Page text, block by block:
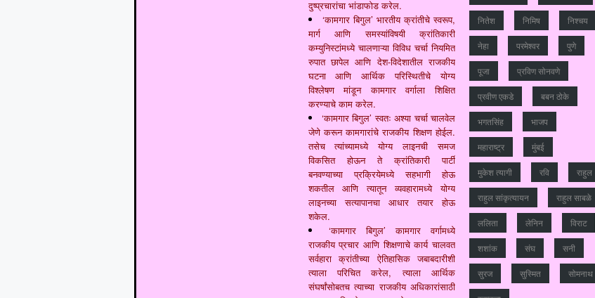
दुष्प्रचारांचा भांडाफोड करेल.
‘कामगार बिगुल’ भारतीय क्रांतीचे स्वरूप,
मार्ग आणि समस्यांविषयी क्रांतिकारी
कम्युनिस्टांमध्ये चालणाऱ्या विविध चर्चा नियमित
रुपात छापेल आणि देश-विदेशातील राजकीय
घटना आणि आर्थिक परिस्थितीचे योग्य
विश्लेषण मांडून कामगार वर्गाला शिक्षित
करण्याचे काम करेल.
‘कामगार बिगुल’ स्वतः अश्या चर्चा चालवेल
जेणे करून कामगारांचे राजकीय शिक्षण होईल.
तसेच त्यांच्यामध्ये योग्य लाइनची समज
विकसित होऊन ते क्रांतिकारी पार्टी
बनवण्याच्या प्रक्रियेमध्ये सहभागी होऊ
शकतील आणि त्यातून व्यवहारामध्ये योग्य
लाइनच्या सत्यापानचा आधार तयार होऊ
शकेल.
‘कामगार बिगुल’ कामगार वर्गामध्ये
राजकीय प्रचार आणि शिक्षणाचे कार्य चालवत
सर्वहारा क्रांतीच्या ऐतिहासिक जबाबदारीशी
त्याला परिचित करेल, त्याला आर्थिक
संघर्षांसोबतच त्याच्या राजकीय अधिकारांसाठी
नितेश निमिष निश्चय
नेहा परमेश्वर पुणे
पूजा प्रविण सोनवणे
प्रवीण एकडे बबन ठोके
भगतसिंह भाजप
महाराष्‍ट्र मुंबई
मुकेश त्‍यागी रवि राहुल
राहुल सांकृत्यायन राहुल साबळे
ललिता लेनिन विराट
शशांक संघ सनी
सुरज सुस्मित सोमनाथ